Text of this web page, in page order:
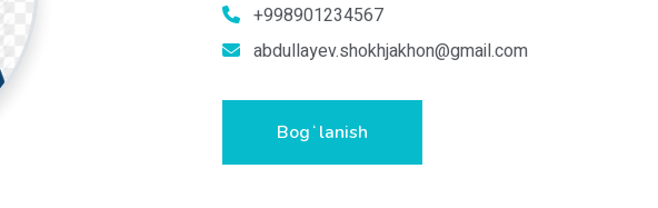
+998901234567
abdullayev.shokhjakhon@gmail.com
Bogʻlanish